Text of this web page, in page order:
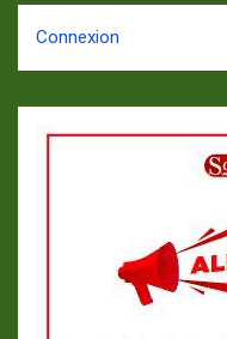
Connexion